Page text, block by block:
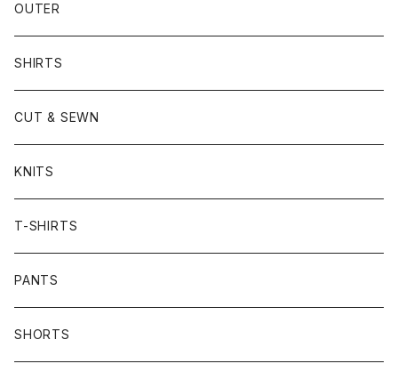
OUTER
SHIRTS
CUT & SEWN
KNITS
T-SHIRTS
PANTS
SHORTS